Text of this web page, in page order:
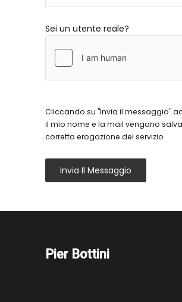
Sei un utente reale?
Cliccando su "Invia il messaggio"
il mio nome e la mail vengano
corretta erogazione del servizio
Invia Il Messaggio
Pier Bottini